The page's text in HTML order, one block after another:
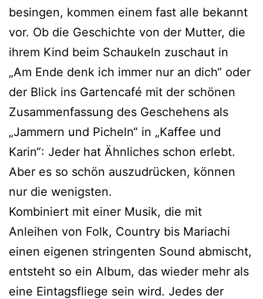
besingen, kommen einem fast alle bekannt
vor. Ob die Geschichte von der Mutter, die
ihrem Kind beim Schaukeln zuschaut in
„Am Ende denk ich immer nur an dich“ oder
der Blick ins Gartencafé mit der schönen
Zusammenfassung des Geschehens als
„Jammern und Picheln“ in „Kaffee und
Karin“: Jeder hat Ähnliches schon erlebt.
Aber es so schön auszudrücken, können
nur die wenigsten.
Kombiniert mit einer Musik, die mit
Anleihen von Folk, Country bis Mariachi
einen eigenen stringenten Sound abmischt,
entsteht so ein Album, das wieder mehr als
eine Eintagsfliege sein wird. Jedes der